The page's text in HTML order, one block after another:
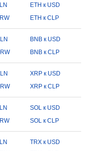
ETH к USD
ETH к CLP
BNB к USD
BNB к CLP
XRP к USD
XRP к CLP
SOL к USD
SOL к CLP
TRX к USD